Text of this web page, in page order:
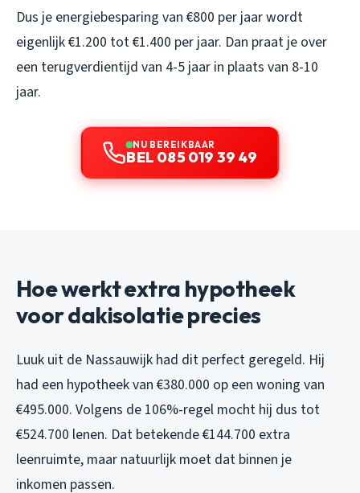
Dus je energiebesparing van €800 per jaar wordt
eigenlijk €1.200 tot €1.400 per jaar. Dan praat je over
een terugverdientijd van 4-5 jaar in plaats van 8-10
jaar.
NU BEREIKBAAR
BEL 085 019 39 49
Hoe werkt extra hypotheek
voor dakisolatie precies
Luuk uit de Nassauwijk had dit perfect geregeld. Hij
had een hypotheek van €380.000 op een woning van
€495.000. Volgens de 106%-regel mocht hij dus tot
€524.700 lenen. Dat betekende €144.700 extra
leenruimte, maar natuurlijk moet dat binnen je
inkomen passen.